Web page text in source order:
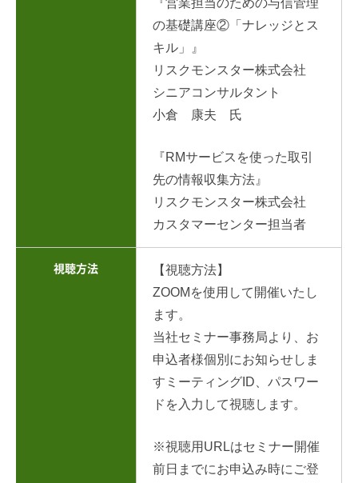
の基礎講座②「ナレッジとス
キル」』
リスクモンスター株式会社
シニアコンサルタント
小倉 康夫 氏
『RMサービスを使った取引
先の情報収集方法』
リスクモンスター株式会社
カスタマーセンター担当者
視聴方法
【視聴方法】
ZOOMを使用して開催いたし
ます。
当社セミナー事務局より、お
申込者様個別にお知らせしま
すミーティングID、パスワー
ドを入力して視聴します。
※視聴用URLはセミナー開催
前日までにお申込み時にご登